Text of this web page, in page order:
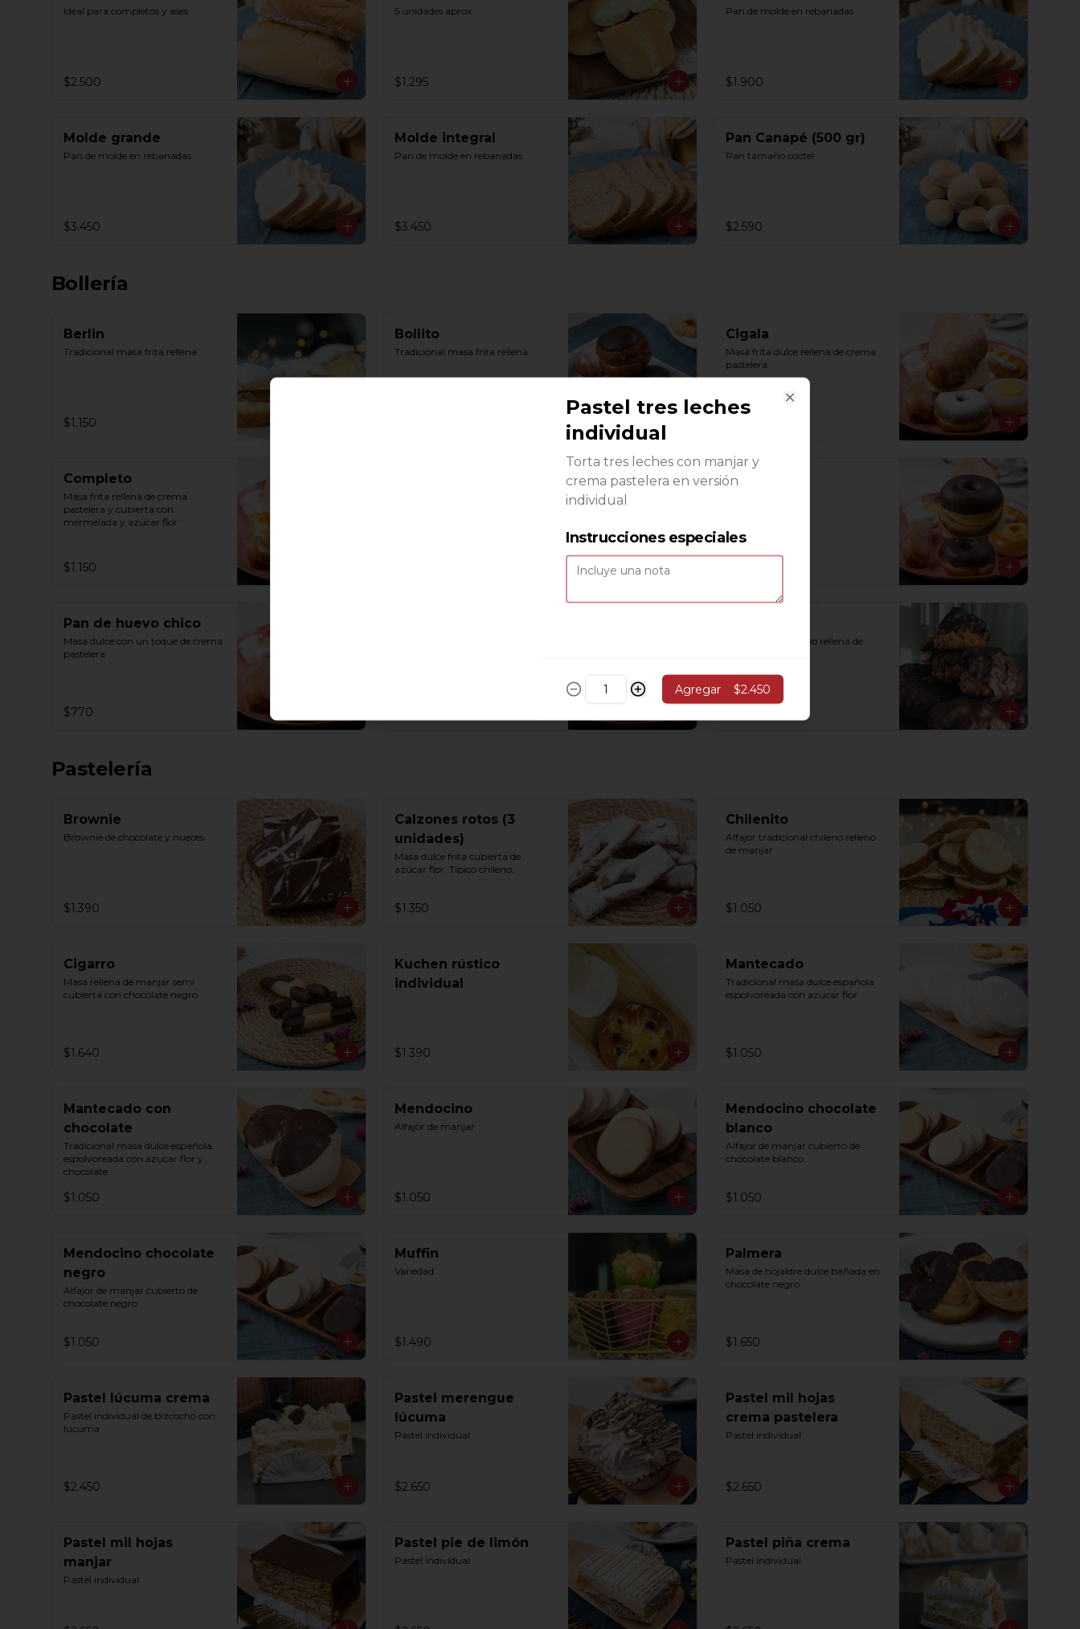
Ideal para completos y ases
$2.500
5 unidades aprox.
$1.295
Pan de molde en rebanadas
$1.900
Molde grande
Pan de molde en rebanadas
$3.450
Molde integral
Pan de molde en rebanadas
$3.450
Pan Canapé (500 gr)
Pan tamaño coctel
$2.590
Bollería
Berlin
Tradicional masa frita rellena
$1.150
Bollito
Tradicional masa frita rellena
Cigala
Masa frita dulce rellena de crema
pastelera
Completo
Masa frita rellena de crema
pastelera y cubierta con
mermelada y azucar flor
$1.150
Donut
Pan de huevo chico
Masa dulce con un toque de crema
pastelera
$770
Masa dulce al horno rellena de
Pastelería
Brownie
Brownie de chocolate y nueces
$1.390
Calzones rotos (3
unidades)
Masa dulce frita cubierta de
azúcar flor. Típico chileno.
$1.350
Chilenito
Alfajor tradicional chileno relleno
de manjar
$1.050
Cigarro
Masa rellena de manjar semi
cubierta con chocolate negro
$1.640
Kuchen rústico
individual
$1.390
Mantecado
Tradicional masa dulce española
espolvoreada con azucar flor
$1.050
Mantecado con
chocolate
Tradicional masa dulce española
espolvoreada con azucar flor y
chocolate
$1.050
Mendocino
Alfajor de manjar
$1.050
Mendocino chocolate
blanco
Alfajor de manjar cubierto de
chocolate blanco
$1.050
Mendocino chocolate
negro
Alfajor de manjar cubierto de
chocolate negro
$1.050
Muffin
Variedad
$1.490
Palmera
Masa de hojaldre dulce bañada en
chocolate negro
$1.650
Pastel lúcuma crema
Pastel individual de bizcocho con
lúcuma
$2.450
Pastel merengue
lúcuma
Pastel individual
$2.650
Pastel mil hojas
crema pastelera
Pastel individual
$2.650
Pastel mil hojas
manjar
Pastel individual
Pastel pie de limón
Pastel individual
Pastel piña crema
Pastel individual
Pastel tres leches
individual
Torta tres leches con manjar y
crema pastelera en versión
individual
Instrucciones especiales
Agregar $2.450